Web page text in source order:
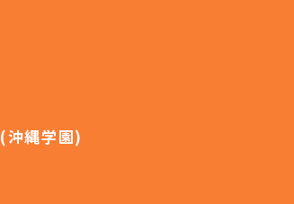
(沖縄学園)